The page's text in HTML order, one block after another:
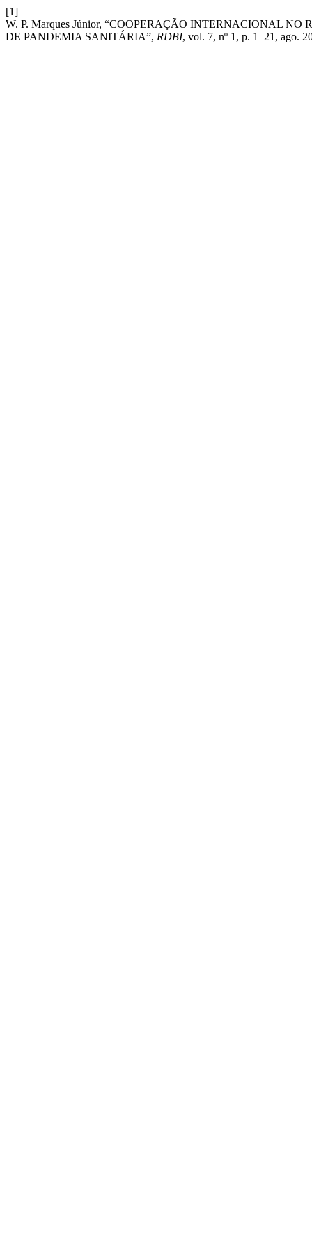
[1]
W. P. Marques Júnior, “COOPERAÇÃO INTERNACIONAL
DE PANDEMIA SANITÁRIA”, RDBI, vol. 7, nº 1, p. 1–21, ago.